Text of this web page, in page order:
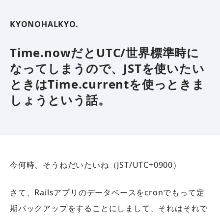
KYONOHALKYO.
Time.nowだとUTC/世界標準時に
なってしまうので、JSTを使いたい
ときはTime.currentを使っときま
しょうという話。
今何時、そうねだいたいね（JST/UTC+0900）
さて、Railsアプリのデータベースをcronでもって定
期バックアップをすることにしまして、それはそれで